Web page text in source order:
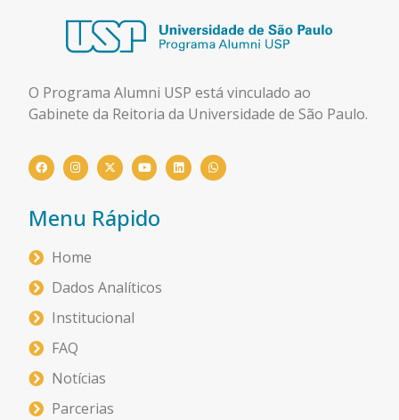
O Programa Alumni USP está vinculado ao
Gabinete da Reitoria da Universidade de São Paulo.
Menu Rápido
Home
Dados Analíticos
Institucional
FAQ
Notícias
Parcerias